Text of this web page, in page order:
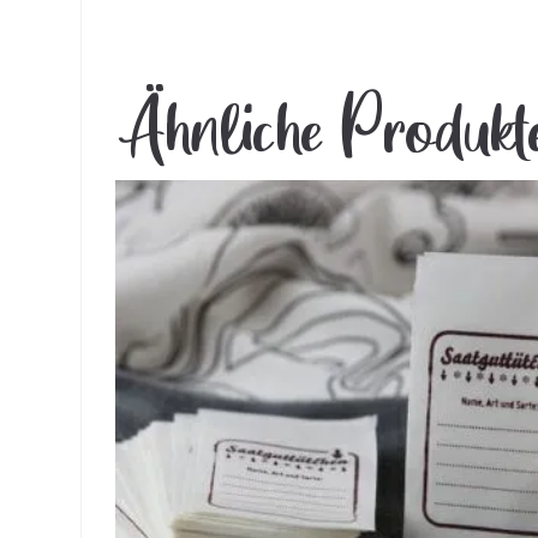
Ähnliche